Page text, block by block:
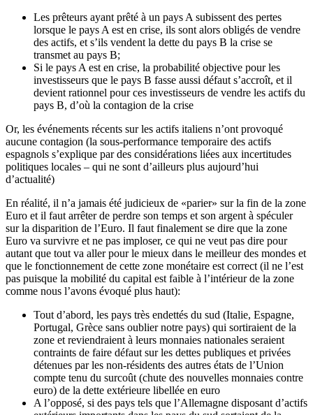
Les prêteurs ayant prêté à un pays A subissent des pertes
lorsque le pays A est en crise, ils sont alors obligés de vendre
des actifs, et s’ils vendent la dette du pays B la crise se
transmet au pays B;
Si le pays A est en crise, la probabilité objective pour les
investisseurs que le pays B fasse aussi défaut s’accroît, et il
devient rationnel pour ces investisseurs de vendre les actifs du
pays B, d’où la contagion de la crise
Or, les événements récents sur les actifs italiens n’ont provoqué
aucune contagion (la sous-performance temporaire des actifs
espagnols s’explique par des considérations liées aux incertitudes
politiques locales – qui ne sont d’ailleurs plus aujourd’hui
d’actualité)
En réalité, il n’a jamais été judicieux de «parier» sur la fin de la zone
Euro et il faut arrêter de perdre son temps et son argent à spéculer
sur la disparition de l’Euro. Il faut finalement se dire que la zone
Euro va survivre et ne pas imploser, ce qui ne veut pas dire pour
autant que tout va aller pour le mieux dans le meilleur des mondes et
que le fonctionnement de cette zone monétaire est correct (il ne l’est
pas puisque la mobilité du capital est faible à l’intérieur de la zone
comme nous l’avons évoqué plus haut):
Tout d’abord, les pays très endettés du sud (Italie, Espagne,
Portugal, Grèce sans oublier notre pays) qui sortiraient de la
zone et reviendraient à leurs monnaies nationales seraient
contraints de faire défaut sur les dettes publiques et privées
détenues par les non-résidents des autres états de l’Union
compte tenu du surcoût (chute des nouvelles monnaies contre
euro) de la dette extérieure libellée en euro
A l’opposé, si des pays tels que l’Allemagne disposant d’actifs